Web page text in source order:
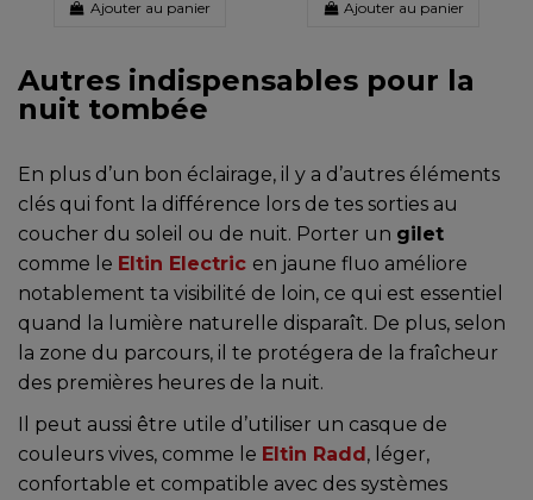
Ajouter au panier Ajouter au panier
Autres indispensables pour la
nuit tombée
En plus d’un bon éclairage, il y a d’autres éléments
clés qui font la différence lors de tes sorties au
coucher du soleil ou de nuit. Porter un gilet
comme le Eltin Electric en jaune fluo améliore
notablement ta visibilité de loin, ce qui est essentiel
quand la lumière naturelle disparaît. De plus, selon
la zone du parcours, il te protégera de la fraîcheur
des premières heures de la nuit.
Il peut aussi être utile d’utiliser un casque de
couleurs vives, comme le Eltin Radd, léger,
confortable et compatible avec des systèmes